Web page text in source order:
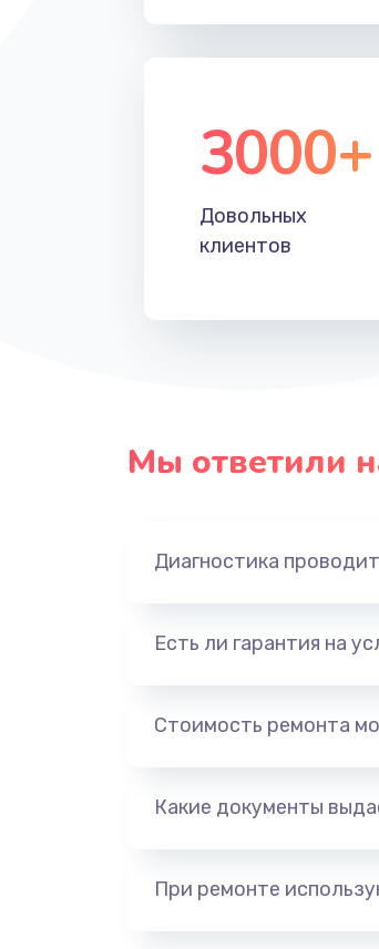
3000+
Довольных
клиентов
Мы ответили
Диагностика
Есть ли гарантия на
Стоимость ремонта
Какие документы
При ремонте